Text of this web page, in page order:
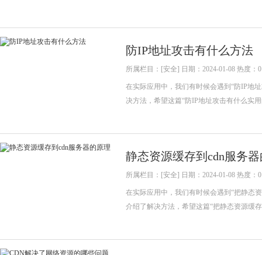
防IP地址攻击有什么方法
所属栏目：[安全] 日期：2024-01-08 热度：0
在实际应用中，我们有时候会遇到“防IP地
决方法，希望这篇“防IP地址攻击有什么实
静态资源缓存到cdn服务
所属栏目：[安全] 日期：2024-01-08 热度：0
在实际应用中，我们有时候会遇到“把静态
介绍了解决方法，希望这篇“把静态资源缓